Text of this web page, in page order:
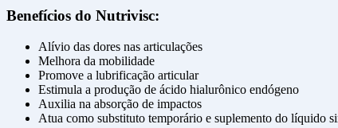
Benefícios do Nutrivisc:
Alívio das dores nas articulações
Melhora da mobilidade
Promove a lubrificação articular
Estimula a produção de ácido hialurônico endógeno
Auxilia na absorção de impactos
Atua como substituto temporário e suplemento do líquido